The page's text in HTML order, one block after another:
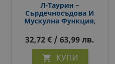
Л-Таурин –
Сърдечносъдова И
Мускулна Функция,
За 4 Или 2 Месеца
Прием
32,72 € / 63,99 лв.
 КУПИ